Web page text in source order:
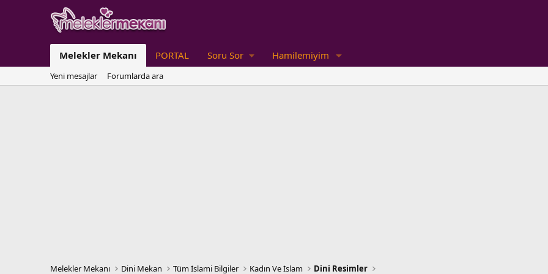
Melekler Mekanı PORTAL Soru Sor Hamilemiyim
Yeni mesajlar Forumlarda ara
Melekler Mekanı Dini Mekan Tüm İslami Bilgiler Kadın Ve İslam Dini Resimler